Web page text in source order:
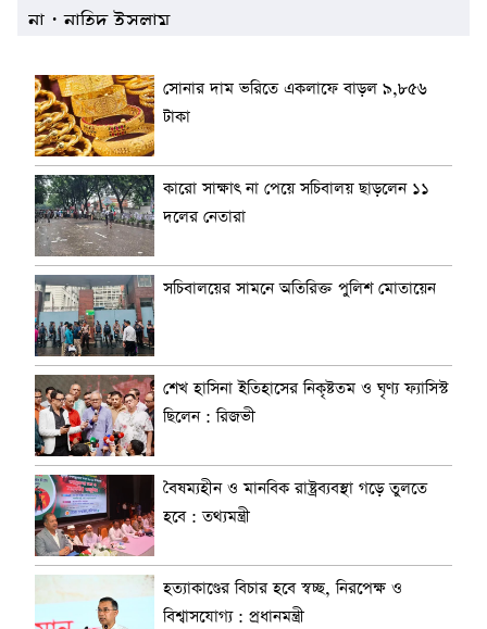
না : নাহিদ ইসলাম
সোনার দাম ভরিতে একলাফে বাড়ল ৯,৮৫৬
টাকা
কারো সাক্ষাৎ না পেয়ে সচিবালয় ছাড়লেন ১১
দলের নেতারা
সচিবালয়ের সামনে অতিরিক্ত পুলিশ মোতায়েন
শেখ হাসিনা ইতিহাসের নিকৃষ্টতম ও ঘৃণ্য ফ্যাসিস্ট
ছিলেন : রিজভী
বৈষম্যহীন ও মানবিক রাষ্ট্রব্যবস্থা গড়ে তুলতে
হবে : তথ্যমন্ত্রী
হত্যাকাণ্ডের বিচার হবে স্বচ্ছ, নিরপেক্ষ ও
বিশ্বাসযোগ্য : প্রধানমন্ত্রী